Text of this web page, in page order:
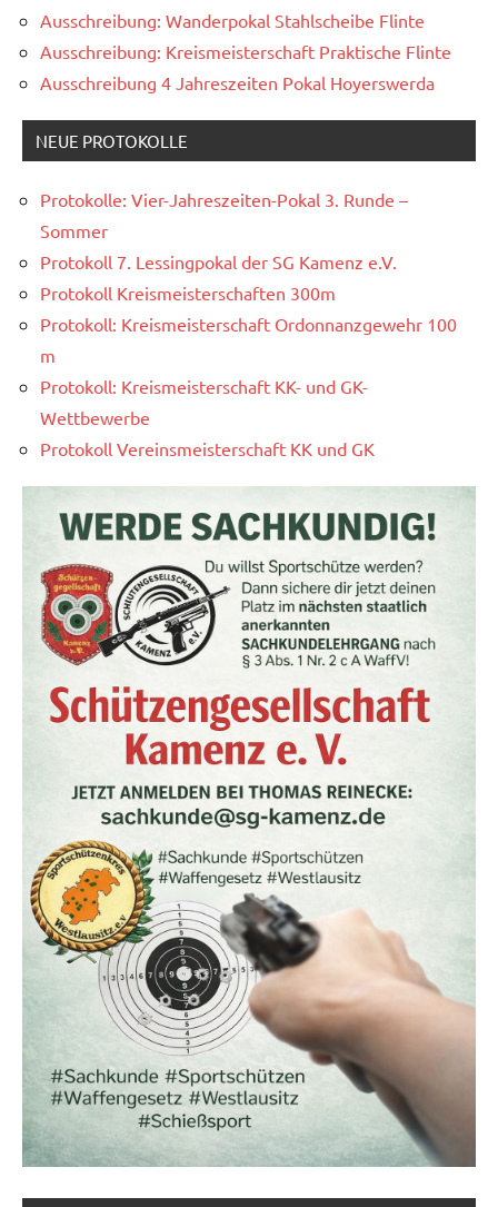
Ausschreibung: Wanderpokal Stahlscheibe Flinte
Ausschreibung: Kreismeisterschaft Praktische Flinte
Ausschreibung 4 Jahreszeiten Pokal Hoyerswerda
NEUE PROTOKOLLE
Protokolle: Vier-Jahreszeiten-Pokal 3. Runde –
Sommer
Protokoll 7. Lessingpokal der SG Kamenz e.V.
Protokoll Kreismeisterschaften 300m
Protokoll: Kreismeisterschaft Ordonnanzgewehr 100
m
Protokoll: Kreismeisterschaft KK- und GK-
Wettbewerbe
Protokoll Vereinsmeisterschaft KK und GK